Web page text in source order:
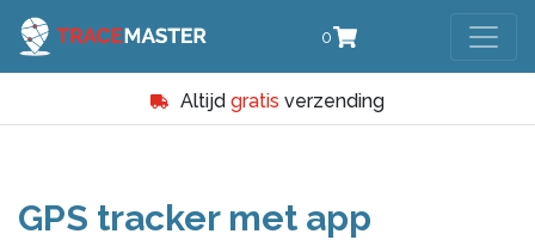
0
Altijd gratis verzending
GPS tracker met app